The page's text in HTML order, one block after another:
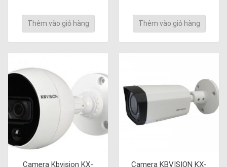
Thêm vào giỏ hàng Thêm vào giỏ hàng
Camera Kbvision KX- Camera KBVISION KX-